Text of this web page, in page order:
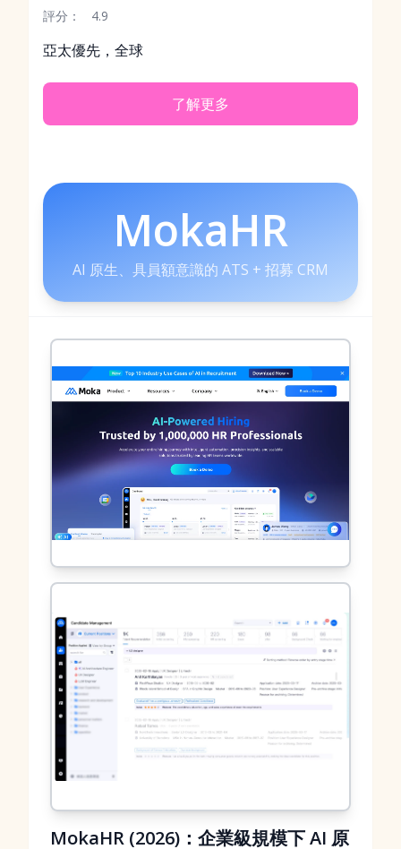
評分：
4.9
亞太優先，全球
了解更多
MokaHR
AI 原生、具員額意識的 ATS + 招募 CRM
MokaHR (2026)：企業級規模下 AI 原